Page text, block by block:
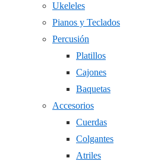
Ukeleles
Pianos y Teclados
Percusión
Platillos
Cajones
Baquetas
Accesorios
Cuerdas
Colgantes
Atriles